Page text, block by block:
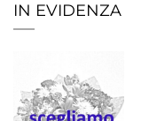
IN EVIDENZA